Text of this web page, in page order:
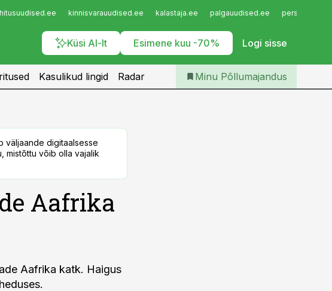
kinnisvarauudised.ee kalastaja.ee palgauudised.ee
Küsi AI-lt Esimene kuu -70% Logi sisse
Iseteenindus
Telli Põllumajandus
Kasulikud lingid Radar Minu Põllumajandus
väljaande digitaalsesse
mistõttu võib olla vajalik
Aafrika
Aafrika katk. Haigus